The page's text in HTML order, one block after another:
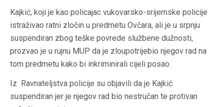
Kajkić, koji je kao policajac vukovarsko-srijemske policije
istraživao ratni zločin u predmetu Ovčara, ali je u srpnju
suspendiran zbog teške povrede službene dužnosti,
prozvao je u rujnu MUP da je zloupotrijebio njegov rad na
tom predmetu kako bi inkriminirali cijeli posao.
Iz Ravnateljstva policije su objavili da je Kajkić
suspendiran jer je njegov rad bio nestručan te protivan